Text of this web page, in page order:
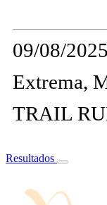
09/08/2025
Extrema,
TRAIL
Resultados